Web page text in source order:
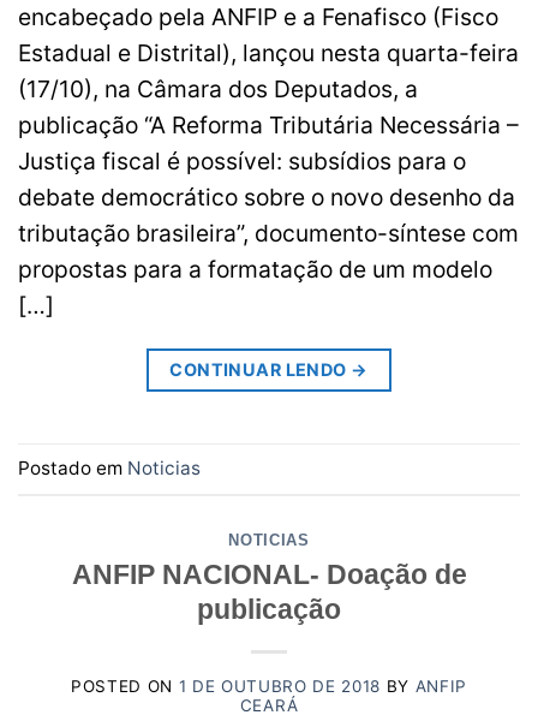
encabeçado pela ANFIP e a Fenafisco (Fisco
Estadual e Distrital), lançou nesta quarta-feira
(17/10), na Câmara dos Deputados, a
publicação “A Reforma Tributária Necessária –
Justiça fiscal é possível: subsídios para o
debate democrático sobre o novo desenho da
tributação brasileira”, documento-síntese com
propostas para a formatação de um modelo
[…]
CONTINUAR LENDO →
Postado em Noticias
NOTICIAS
ANFIP NACIONAL- Doação de
publicação
POSTED ON 1 DE OUTUBRO DE 2018 BY ANFIP
CEARÁ